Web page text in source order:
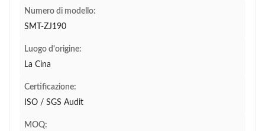
Numero di modello:
SMT-ZJ190
Luogo d'origine:
La Cina
Certificazione:
ISO / SGS Audit
MOQ: